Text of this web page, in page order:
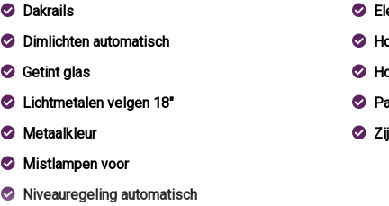
Dakrails
Dimlichten automatisch
Getint glas
Lichtmetalen velgen 18"
Metaalkleur
Mistlampen voor
Niveauregeling automatisch